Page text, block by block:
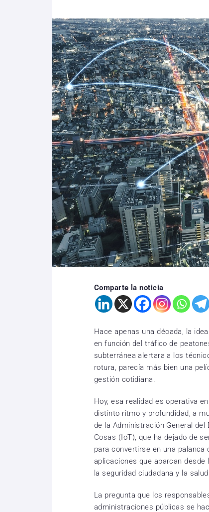
Comparte la noticia
Hace apenas una década, la
en función del tráfico de
subterránea alertara a los
rotura, parecía más bien una
gestión cotidiana.
Hoy, esa realidad es operativa
distinto ritmo y profundidad, a
de la Administración General
Cosas (IoT), que ha dejado de
para convertirse en una
aplicaciones que abarcan desde
la seguridad ciudadana y la
La pregunta que los
administraciones públicas se